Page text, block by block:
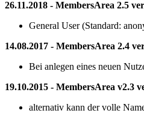
26.11.2018 - MembersArea 2.5
General User (Standard:
14.08.2017 - MembersArea 2.4
Bei anlegen eines neuen
19.10.2015 - MembersArea v2.3
alternativ kann der volle